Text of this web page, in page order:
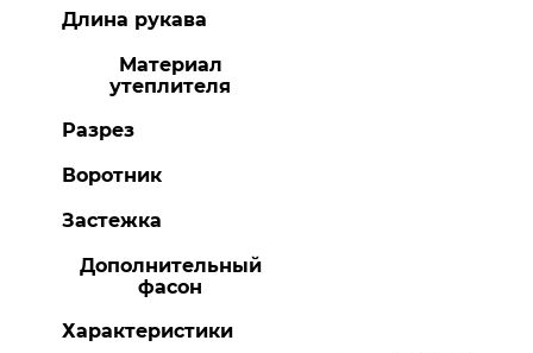
Длина рукава
Материал
утеплителя
Разрез
Воротник
Застежка
Дополнительный
фасон
Характеристики